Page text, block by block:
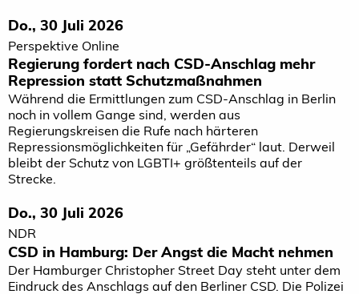
Do., 30 Juli 2026
Perspektive Online
Regierung fordert nach CSD-Anschlag mehr
Repression statt Schutzmaßnahmen
Während die Ermittlungen zum CSD-Anschlag in Berlin
noch in vollem Gange sind, werden aus
Regierungskreisen die Rufe nach härteren
Repressionsmöglichkeiten für „Gefährder“ laut. Derweil
bleibt der Schutz von LGBTI+ größtenteils auf der
Strecke.
Do., 30 Juli 2026
NDR
CSD in Hamburg: Der Angst die Macht nehmen
Der Hamburger Christopher Street Day steht unter dem
Eindruck des Anschlags auf den Berliner CSD. Die Polizei